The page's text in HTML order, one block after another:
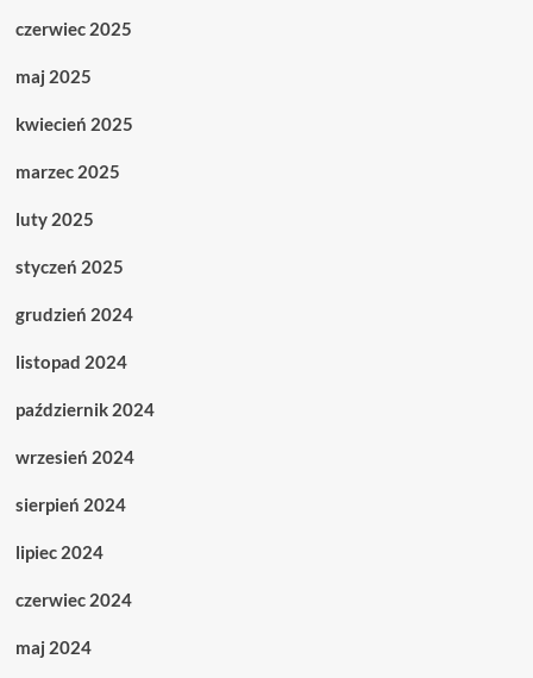
czerwiec 2025
maj 2025
kwiecień 2025
marzec 2025
luty 2025
styczeń 2025
grudzień 2024
listopad 2024
październik 2024
wrzesień 2024
sierpień 2024
lipiec 2024
czerwiec 2024
maj 2024